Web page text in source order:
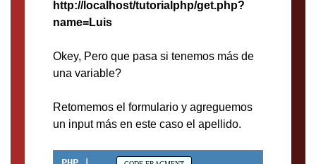
http://localhost/tutorialphp/get.php?
name=Luis
Okey, Pero que pasa si tenemos más de
una variable?
Retomemos el formulario y agreguemos
un input más en este caso el apellido.